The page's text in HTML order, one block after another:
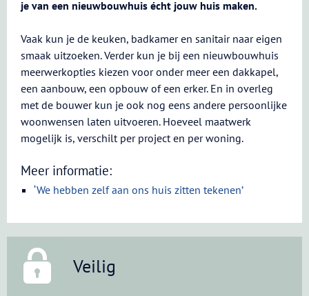
je van een nieuwbouwhuis écht jouw huis maken.
Vaak kun je de keuken, badkamer en sanitair naar eigen
smaak uitzoeken. Verder kun je bij een nieuwbouwhuis
meerwerkopties kiezen voor onder meer een dakkapel,
een aanbouw, een opbouw of een erker. En in overleg
met de bouwer kun je ook nog eens andere persoonlijke
woonwensen laten uitvoeren. Hoeveel maatwerk
mogelijk is, verschilt per project en per woning.
Meer informatie:
‘We hebben zelf aan ons huis zitten tekenen’
Veilig